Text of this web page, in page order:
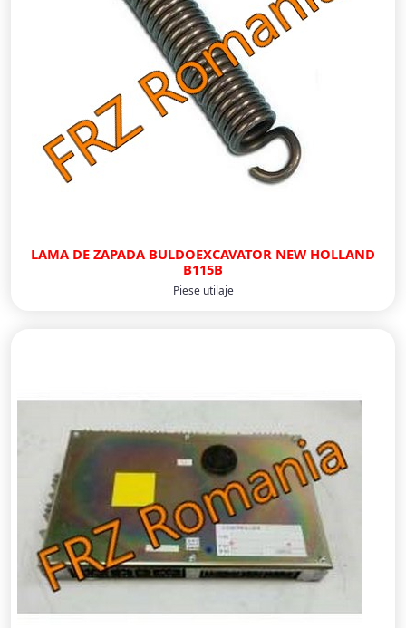
LAMA DE ZAPADA BULDOEXCAVATOR NEW HOLLAND
B115B
Piese utilaje